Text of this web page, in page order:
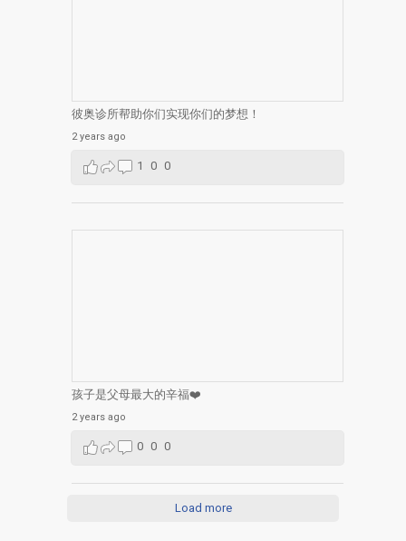
彼奥诊所帮助你们实现你们的梦想！
2 years ago
1 0 0
孩子是父母最大的辛福❤️
2 years ago
0 0 0
Load more